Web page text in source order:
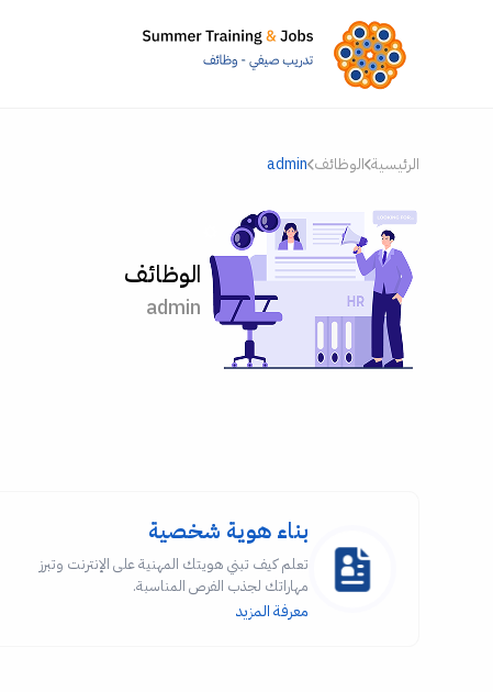
الرئيسية الوظائف admin
الوظائف
admin
بناء هوية شخصية
تعلم كيف تبني هويتك المهنية على الإنترنت وتبرز
مهاراتك لجذب الفرص المناسبة.
معرفة المزيد